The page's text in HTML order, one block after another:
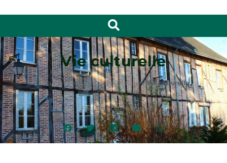
Vie culturelle
Accueil/Découvrir, Sortir, Bouger/Vie culturelle
Partagez cette page :